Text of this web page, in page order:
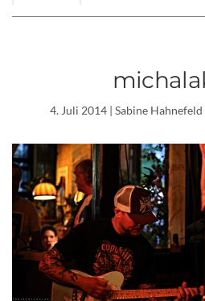
4. Juli 2014 | Sabine Hahnefeld